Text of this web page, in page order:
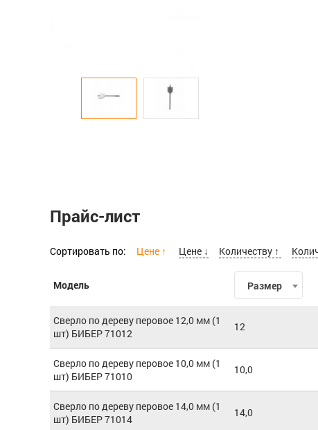
Прайс-лист
Сортировать по: Цене ↑ Цене ↓ Количеству ↑
Модель Размер
Сверло по дереву перовое 12,0 мм (1
шт) БИБЕР 71012
12
Сверло по дереву перовое 10,0 мм (1
шт) БИБЕР 71010
10,0
Сверло по дереву перовое 14,0 мм (1
шт) БИБЕР 71014
14,0